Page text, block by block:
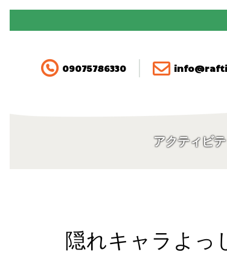
09075786330
アクティビ
空き状況・ご予約
ガイド紹介隠れキャラよっ